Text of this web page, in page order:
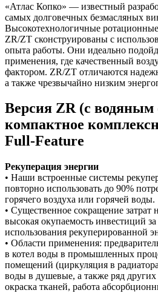
«Атлас Копко» — известный
самых долговечных безмасляных
Высокотехнологичные
ZR/ZT сконструированы с
опыта работы. Они идеально
применения, где качественный
фактором. ZR/ZT отличаются
а также чрезвычайно низким
Версия ZR (с водяным
компактное
Full-Feature
Рекуперация энергии
• Наши встроенные системы
повторно использовать до 90%
горячего воздуха или горячей воды.
• Существенное сокращение затрат
высокая окупаемость инвестиций
использования рекуперированной
• Области применения:
в котел воды в промышленных
помещений (циркуляция в
воды в душевые, а также ряд
окраска тканей, работа